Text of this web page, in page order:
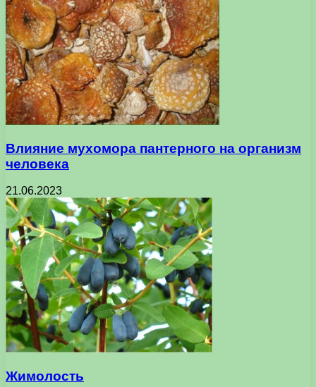
Влияние мухомора пантерного на организм
человека
21.06.2023
Жимолость